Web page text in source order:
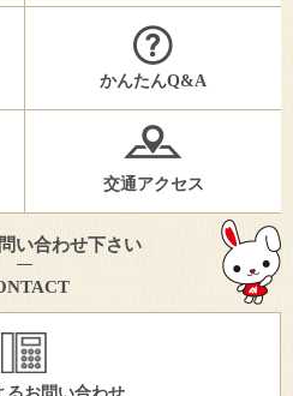
かんたんQ&A
交通アクセス
い合わせ下さい